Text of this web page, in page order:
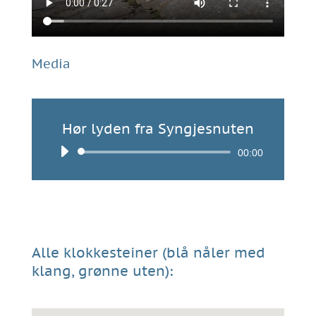
Media
Hør lyden fra Syngjesnuten
Lydavspiller 00:00
Alle klokkesteiner (blå nåler med
klang, grønne uten):